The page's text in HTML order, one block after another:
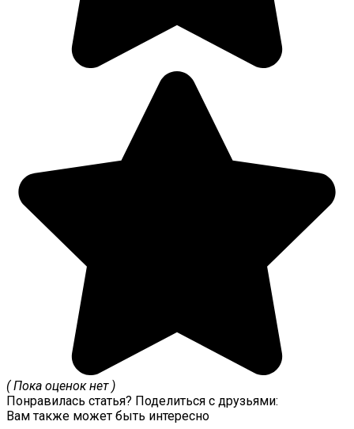
( Пока оценок нет )
Понравилась статья? Поделиться с друзьями:
Вам также может быть интересно